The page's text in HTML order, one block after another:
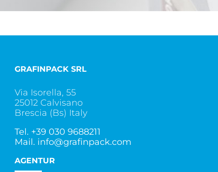
GRAFINPACK SRL
Via Isorella, 55
25012 Calvisano
Brescia (Bs) Italy
Tel. +39 030 9688211
Mail. info@grafinpack.com
AGENTUR